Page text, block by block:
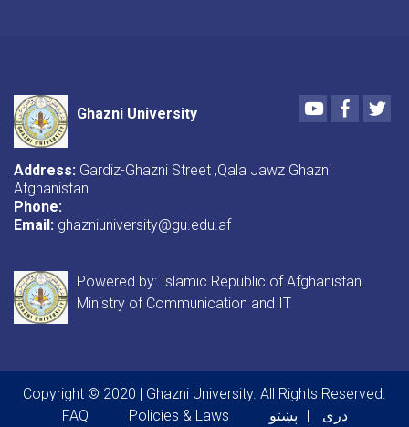
Ghazni University
Youtube
Address: Gardiz-Ghazni Street ,Qala Jawz Ghazni
Afghanistan
Phone:
Email: ghazniuniversity@gu.edu.af
Powered by: Islamic Republic of Afghanistan
Ministry of Communication and IT
Copyright © 2020 | Ghazni University. All Rights Reserved.
Footer menu
FAQ Policies & Laws پښتو دری